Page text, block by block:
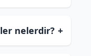
nelerdir? +